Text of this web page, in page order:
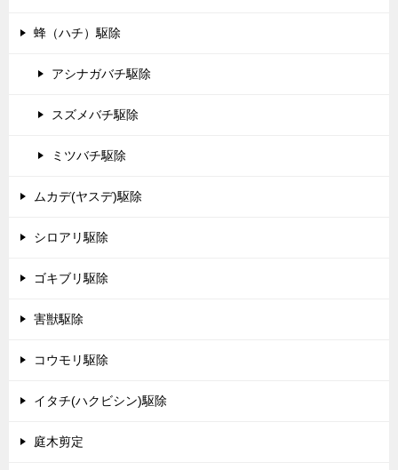
蜂（ハチ）駆除
アシナガバチ駆除
スズメバチ駆除
ミツバチ駆除
ムカデ(ヤスデ)駆除
シロアリ駆除
ゴキブリ駆除
害獣駆除
コウモリ駆除
イタチ(ハクビシン)駆除
庭木剪定